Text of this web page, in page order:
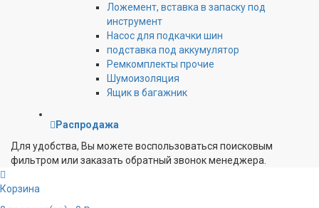
Ложемент, вставка в запаску под
инструмент
Насос для подкачки шин
подставка под аккумулятор
Ремкомплекты прочие
Шумоизоляция
Ящик в багажник
Распродажа
Для удобства, Вы можете воспользоваться поисковым
фильтром или заказать обратный звонок менеджера.
Корзина